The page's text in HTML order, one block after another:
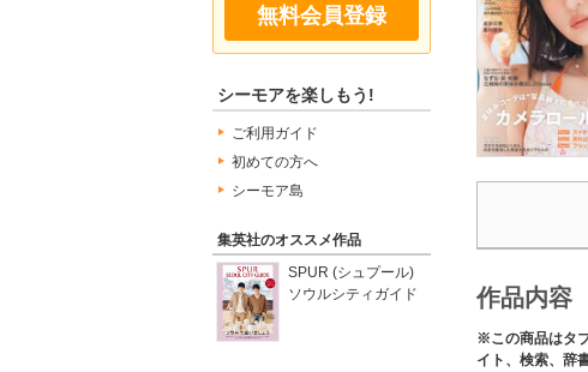
無料会員登録
シーモアを楽しもう!
ご利用ガイド
初めての方へ
シーモア島
集英社のオススメ作品
SPUR (シュプール)
ソウルシティガイド
作品内容
※この商品はタ
イト、検索、辞